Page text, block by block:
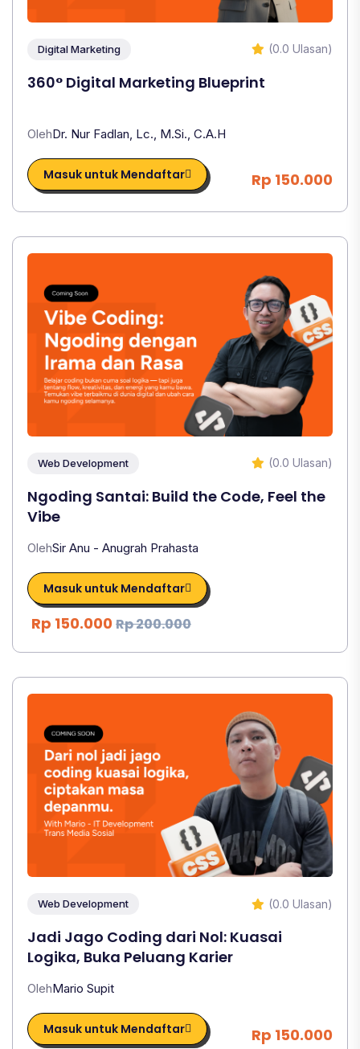
Digital Marketing (0.0 Ulasan)
360° Digital Marketing Blueprint
OlehDr. Nur Fadlan, Lc., M.Si., C.A.H
Masuk untuk Mendaftar Rp 150.000
Web Development (0.0 Ulasan)
Ngoding Santai: Build the Code, Feel the
Vibe
OlehSir Anu - Anugrah Prahasta
Masuk untuk Mendaftar
Rp 150.000 Rp 200.000
Web Development (0.0 Ulasan)
Jadi Jago Coding dari Nol: Kuasai
Logika, Buka Peluang Karier
OlehMario Supit
Masuk untuk Mendaftar Rp 150.000